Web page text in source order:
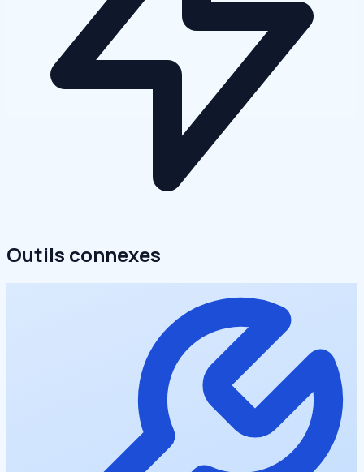
Outils connexes